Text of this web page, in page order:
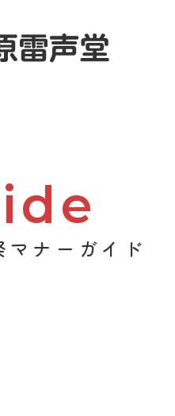
マナーガイド